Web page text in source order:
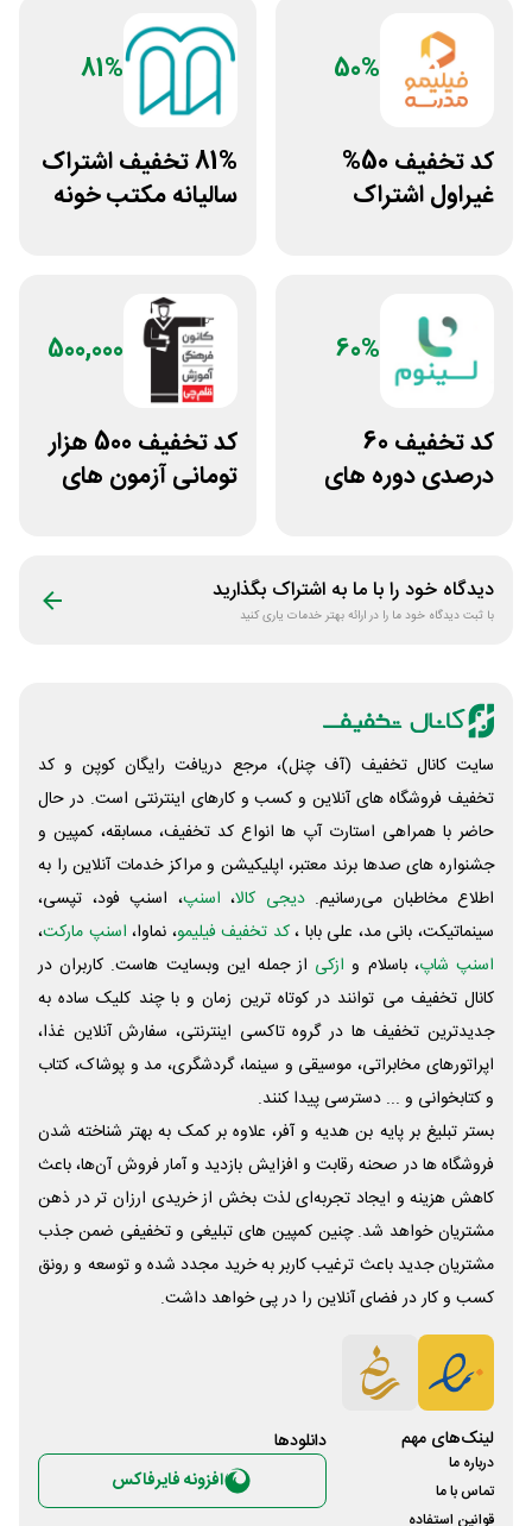
50%
کد تخفیف 50%
غیراول اشتراک
81%
81% تخفیف اشتراک
سالیانه مکتب خونه
60%
کد تخفیف 60
درصدی دوره های
500,000
کد تخفیف 500 هزار
تومانی آزمون های
دیدگاه خود را با ما به اشتراک بگذارید
با ثبت دیدگاه خود ما را در ارائه بهتر خدمات یاری کنید
سایت کانال تخفیف (آف چنل)، مرجع دریافت رایگان کوپن و کد
تخفیف فروشگاه های آنلاین و کسب و‌ کارهای اینترنتی است. در حال
حاضر با همراهی استارت آپ ها انواع کد تخفیف، مسابقه، کمپین و
جشنواره های صدها برند معتبر، اپلیکیشن و مراکز خدمات آنلاین را به
اطلاع مخاطبان می‌رسانیم. دیجی کالا، اسنپ، اسنپ فود، تپسی،
سینماتیکت، بانی مد، علی‌ بابا ،کد تخفیف فیلیمو، نماوا، اسنپ مارکت،
اسنپ شاپ، باسلام و ازکی از جمله این وبسایت ‌هاست. کاربران در
کانال تخفیف می توانند در کوتاه ترین زمان و با چند کلیک ساده به
جدیدترین تخفیف ها در گروه تاکسی اینترنتی، سفارش آنلاین غذا،
اپراتورهای مخابراتی، موسیقی و سینما، گردشگری، مد و پوشاک، کتاب
و کتابخوانی و ... دسترسی پیدا کنند.
بستر تبلیغ بر پایه بن هدیه و آفر، علاوه بر کمک به بهتر شناخته شدن
فروشگاه ها در صحنه رقابت و افزایش بازدید و آمار فروش آن‌ها، باعث
کاهش هزینه و ایجاد تجربه‌ای لذت بخش از خریدی ارزان تر در ذهن
مشتریان خواهد شد. چنین کمپین های تبلیغی و تخفیفی ضمن جذب
مشتریان جدید باعث ترغیب کاربر به خرید مجدد شده و توسعه و رونق
کسب و کار در فضای آنلاین را در پی خواهد داشت.
لینک‌های مهم
درباره ما
تماس با ما
قوانین استفاده
دانلود‌ها
افزونه فایرفاکس